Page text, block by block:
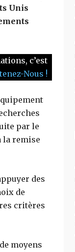
Unis
c’est
Nous !
par le
la remise
des
de
critères
moyens